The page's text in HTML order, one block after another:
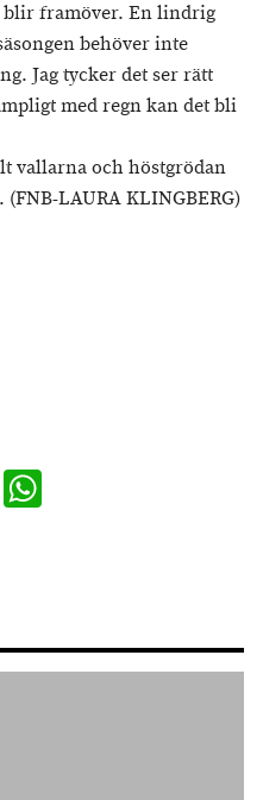
blir framöver. En lindrig
behöver inte
Jag tycker det ser rätt
med regn kan det bli
vallarna och höstgrödan
LAURA KLINGBERG)
LinkedIn